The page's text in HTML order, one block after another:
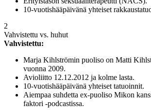
10-vuotishääpäivänä yhteiset
2
Vahvistettu vs. huhut
Vahvistettu:
Marja Kihlströmin puoliso on Matti
vuonna 2009.
Avioliitto 12.12.2012 ja kolme lasta.
10-vuotishääpäivänä yhteiset tatuoinnit.
Aiempaa suhdetta ex-puoliso Mikon
faktori -podcastissa.